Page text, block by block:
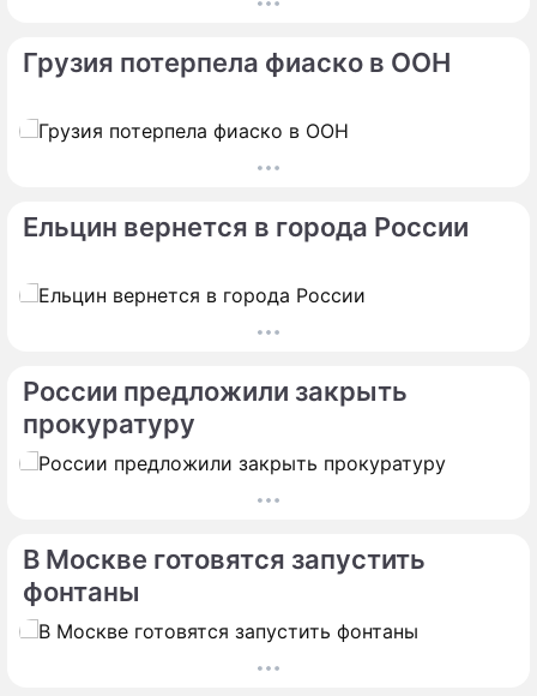
восстановившей перед смертью
Кочервей
Новости "Дом-2"
Грузия потерпела фиаско в ООН
Ельцин вернется в города России
России предложили закрыть
прокуратуру
В Москве готовятся запустить
фонтаны